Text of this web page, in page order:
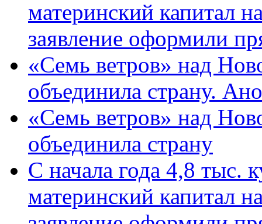
материнский капитал
заявление оформили
«Семь ветров» над
объединила страну.
«Семь ветров» над
объединила страну
С начала года 4,8 тыс.
материнский капитал